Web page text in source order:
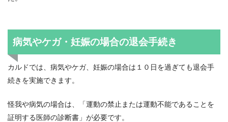
病気やケガ・妊娠の場合の退会手続き
カルドでは、病気やケガ、妊娠の場合は１０日を過ぎても退会手
続きを実施できます。
怪我や病気の場合は、「運動の禁止または運動不能であることを
証明する医師の診断書」が必要です。